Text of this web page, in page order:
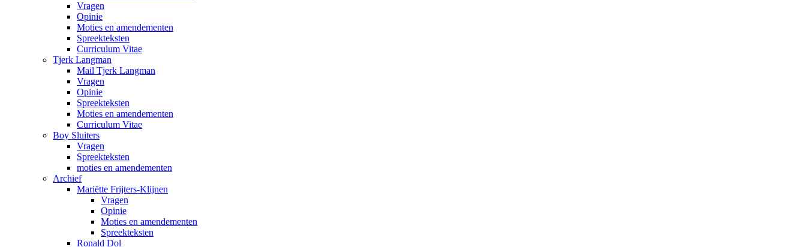
Vragen
Opinie
Moties en amendementen
Spreekteksten
Curriculum Vitae
Tjerk Langman
Mail Tjerk Langman
Vragen
Opinie
Spreekteksten
Moties en amendementen
Curriculum Vitae
Boy Sluiters
Vragen
Spreekteksten
moties en amendementen
Archief
Mariëtte Frijters-Klijnen
Vragen
Opinie
Moties en amendementen
Spreekteksten
Ronald Dol